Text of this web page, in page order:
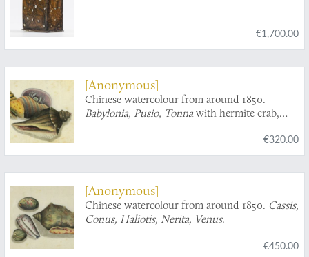
€1,700.00
[Anonymous]
Chinese watercolour from around 1850.
Babylonia, Pusio, Tonna with hermite crab,
€320.00
[Anonymous]
Chinese watercolour from around 1850. Cassis,
Conus, Haliotis, Nerita, Venus.
€450.00